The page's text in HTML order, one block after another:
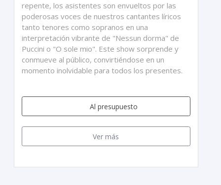
repente, los asistentes son envueltos por las
poderosas voces de nuestros cantantes líricos
tanto tenores como sopranos en una
interpretación vibrante de "Nessun dorma" de
Puccini o "O sole mio". Este show sorprende y
conmueve al público, convirtiéndose en un
momento inolvidable para todos los presentes.
Al presupuesto
Ver más